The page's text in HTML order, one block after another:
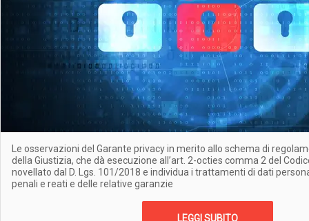
Le osservazioni del Garante privacy in merito allo schema di
della Giustizia, che dà esecuzione all’art. 2-octies comma 2 del
novellato dal D. Lgs. 101/2018 e individua i trattamenti di dati
penali e reati e delle relative garanzie
LEGGI SUBITO